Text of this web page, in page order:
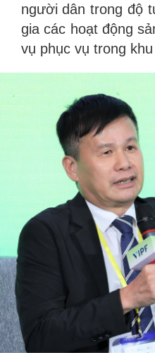
người dân trong độ
gia các hoạt động
vụ phục vụ trong